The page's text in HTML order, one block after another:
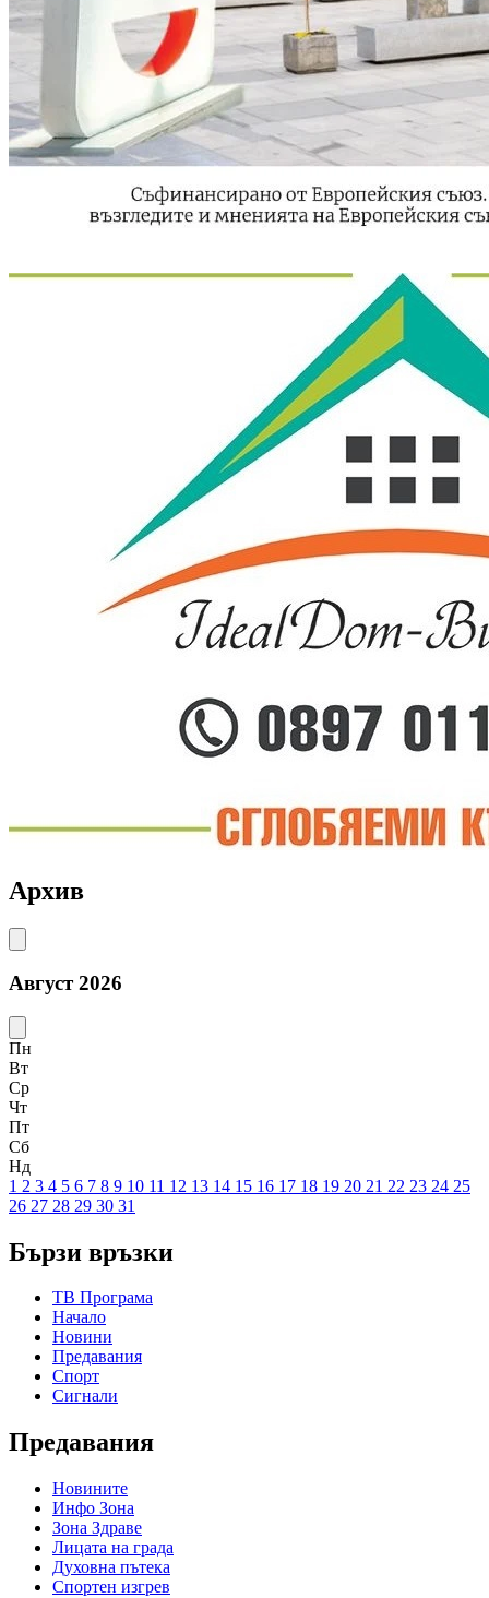
Архив
Август 2026
Пн
Вт
Ср
Чт
Пт
Сб
Нд
1 2 3 4 5 6 7 8 9 10 11 12 13 14 15 16 17 18 19 20 21 22 23 24 25
26 27 28 29 30 31
Бързи връзки
ТВ Програма
Начало
Новини
Предавания
Спорт
Сигнали
Предавания
Новините
Инфо Зона
Зона Здраве
Лицата на града
Духовна пътека
Спортен изгрев